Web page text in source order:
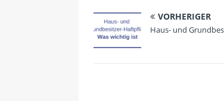
VORHERIGER
Haus- und